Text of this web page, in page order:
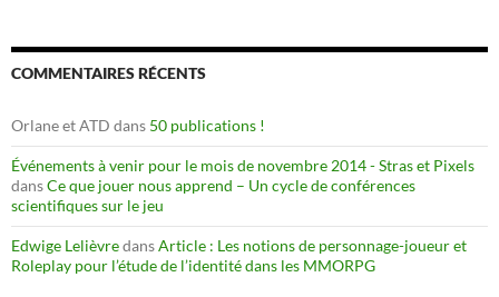
COMMENTAIRES RÉCENTS
Orlane et ATD dans 50 publications !
Événements à venir pour le mois de novembre 2014 - Stras et Pixels
dansCe que jouer nous apprend – Un cycle de conférences
scientifiques sur le jeu
Edwige LelièvredansArticle : Les notions de personnage-joueur et
Roleplay pour l’étude de l’identité dans les MMORPG